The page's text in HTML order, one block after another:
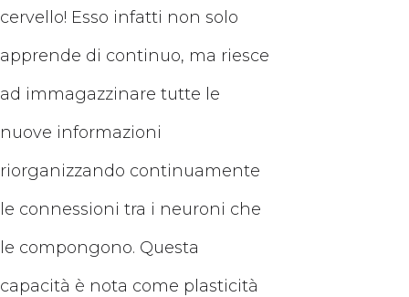
cervello! Esso infatti non solo
apprende di continuo, ma riesce
ad immagazzinare tutte le
nuove informazioni
riorganizzando continuamente
le connessioni tra i neuroni che
le compongono. Questa
capacità è nota come plasticità